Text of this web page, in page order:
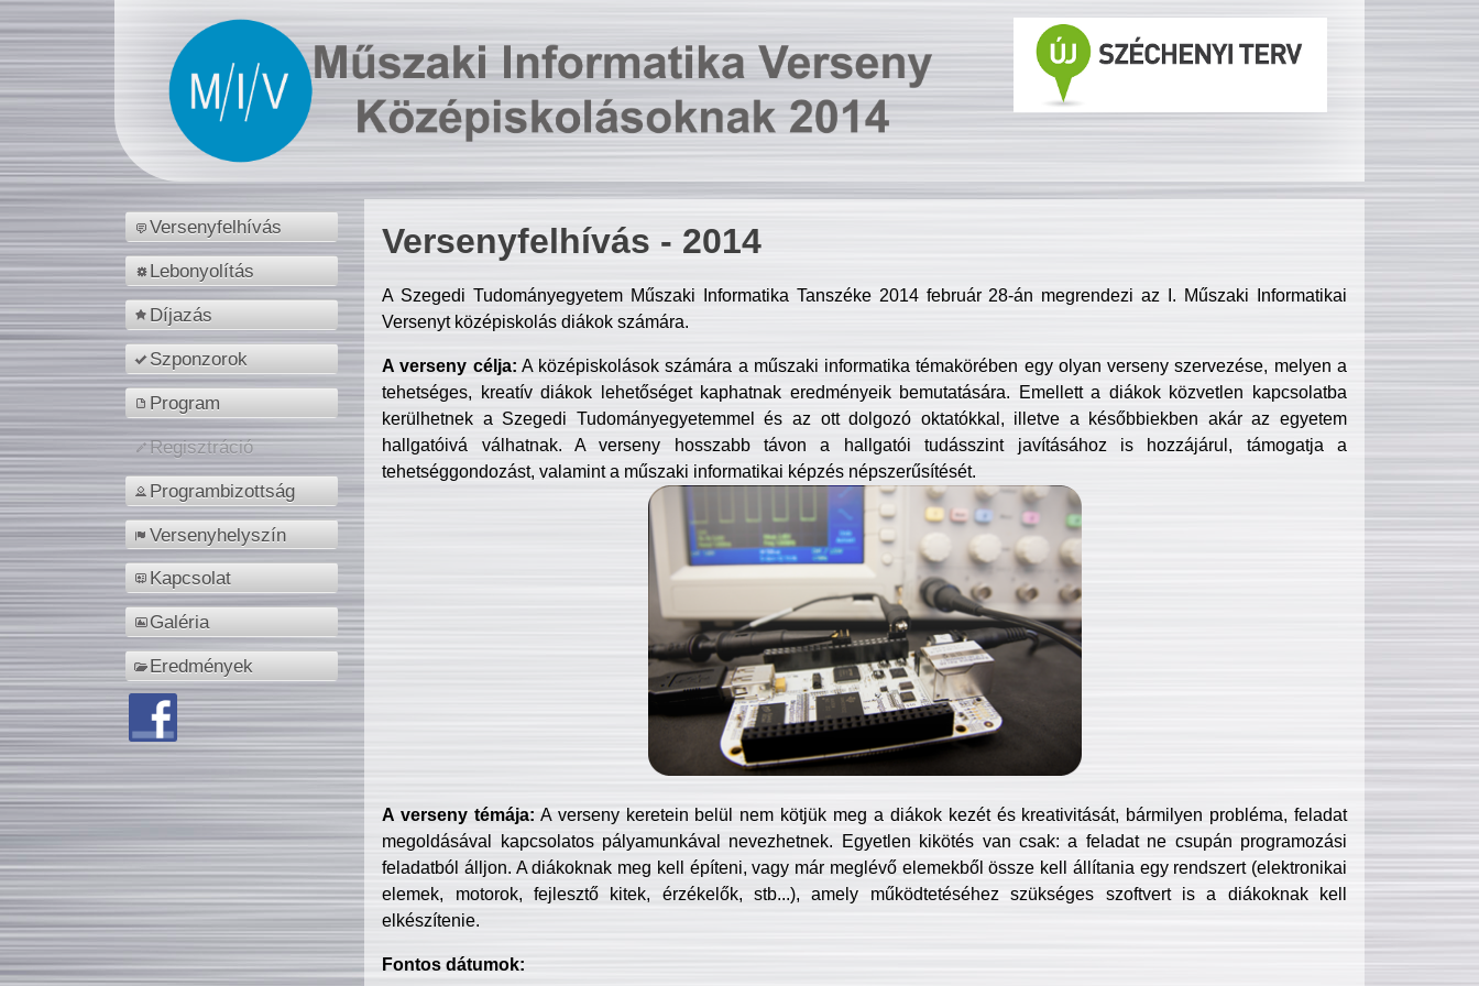
Versenyfelhívás
Lebonyolítás
Díjazás
Szponzorok
Program
Regisztráció
Programbizottság
Versenyhelyszín
Kapcsolat
Galéria
Eredmények
Versenyfelhívás - 2014
A Szegedi Tudományegyetem Műszaki Informatika Tanszéke 2014 február 28-án megrendezi az I. Műszaki Informatikai
Versenyt középiskolás diákok számára.
A verseny célja: A középiskolások számára a műszaki informatika témakörében egy olyan verseny szervezése, melyen a
tehetséges, kreatív diákok lehetőséget kaphatnak eredményeik bemutatására. Emellett a diákok közvetlen kapcsolatba
kerülhetnek a Szegedi Tudományegyetemmel és az ott dolgozó oktatókkal, illetve a későbbiekben akár az egyetem
hallgatóivá válhatnak. A verseny hosszabb távon a hallgatói tudásszint javításához is hozzájárul, támogatja a
tehetséggondozást, valamint a műszaki informatikai képzés népszerűsítését.
A verseny témája: A verseny keretein belül nem kötjük meg a diákok kezét és kreativitását, bármilyen probléma, feladat
megoldásával kapcsolatos pályamunkával nevezhetnek. Egyetlen kikötés van csak: a feladat ne csupán programozási
feladatból álljon. A diákoknak meg kell építeni, vagy már meglévő elemekből össze kell állítania egy rendszert (elektronikai
elemek, motorok, fejlesztő kitek, érzékelők, stb...), amely működtetéséhez szükséges szoftvert is a diákoknak kell
elkészítenie.
Fontos dátumok: